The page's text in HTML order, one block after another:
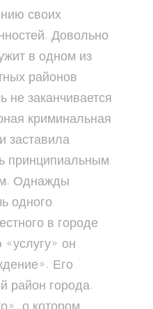
своих
Довольно
в одном из
районов
не заканчивается
криминальная
заставила
принципиальным
Однажды
одного
в городе
он
Его
район города.